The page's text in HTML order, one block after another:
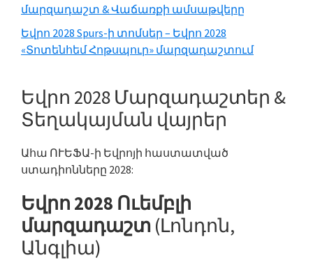
մարզադաշտ & Վաճառքի ամսաթվերը
Եվրո 2028 Spurs-ի տոմսեր – Եվրո 2028
«Տոտենհեմ Հոթսպուր» մարզադաշտում
Եվրո 2028 Մարզադաշտեր &
Տեղակայման վայրեր
Ահա ՈՒԵՖԱ-ի Եվրոյի հաստատված
ստադիոնները 2028:
Եվրո 2028 Ուեմբլի
մարզադաշտ (Լոնդոն,
Անգլիա)